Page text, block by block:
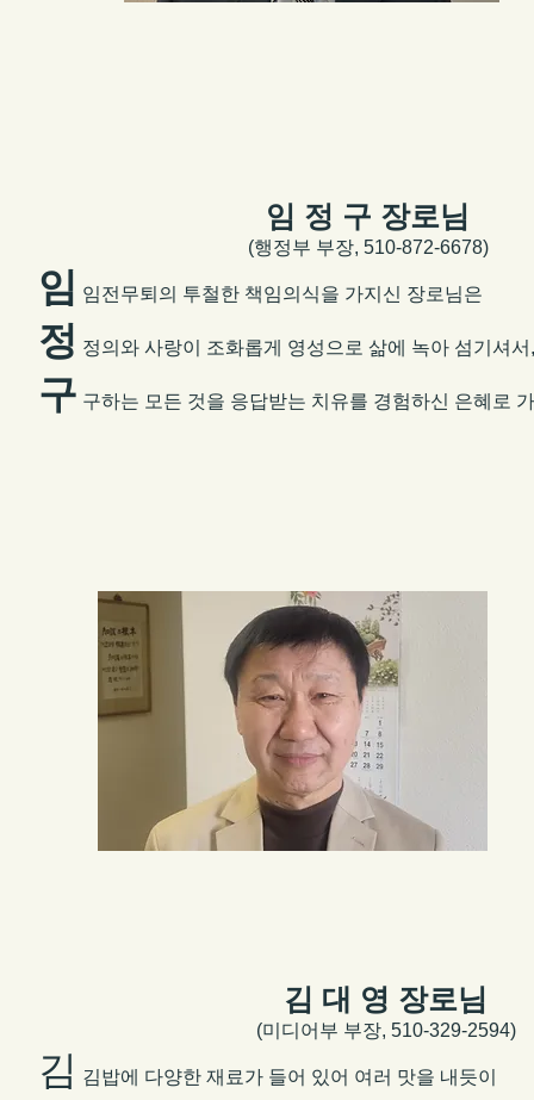
임 정 구 장로님
(행정부 부장, ​ 510-872-6678)
임 임전무퇴의 투철한 책임의식을 가지신 장로님은
정 정의와 사랑이 조화롭게 영성으로 삶에 녹아 섬기셔
구 구하는 모든 것을 응답받는 치유를 경험하신 은혜로
김 대 영 장로님
(미디어 부 부장, ​ 510-329-2594)
김 김밥에 다양한 재료가 들어 있어 여러 맛을 내듯이